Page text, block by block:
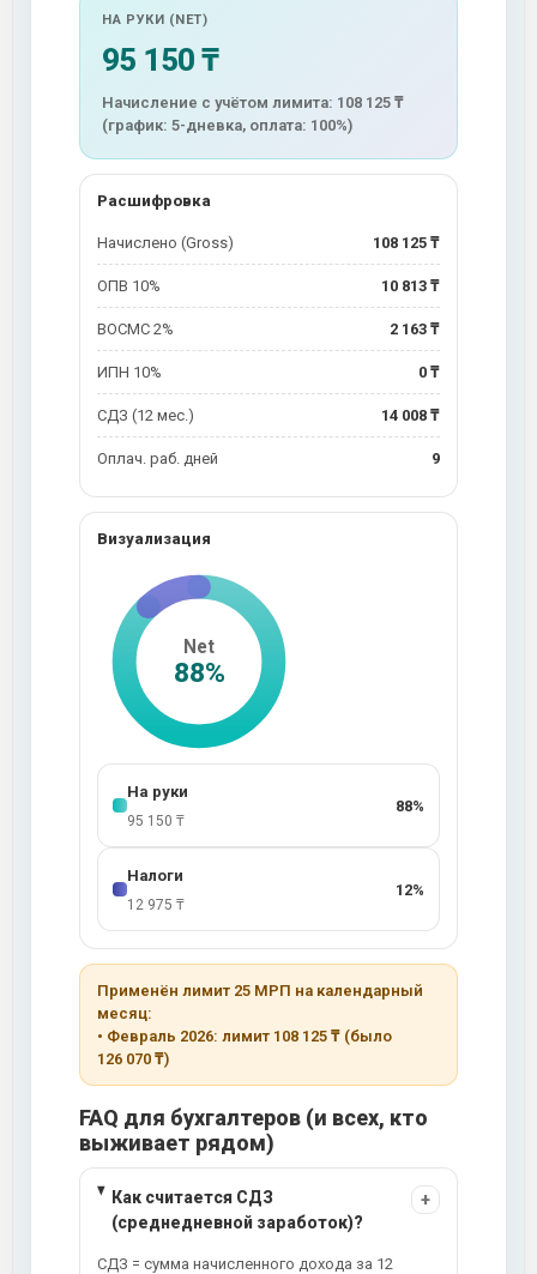
НА РУКИ (NET)
95 150 ₸
Начисление с учётом лимита: 108 125 ₸
(график: 5-дневка, оплата: 100%)
Расшифровка
Начислено (Gross) 108 125 ₸
ОПВ 10% 10 813 ₸
ВОСМС 2% 2 163 ₸
ИПН 10% 0 ₸
СДЗ (12 мес.) 14 008 ₸
Оплач. раб. дней 9
Визуализация
Net
88%
На руки
95 150 ₸
88%
Налоги
12 975 ₸
12%
Применён лимит 25 МРП на календарный
месяц:
• Февраль 2026: лимит 108 125 ₸ (было
126 070 ₸)
FAQ для бухгалтеров (и всех, кто
выживает рядом)
Как считается СДЗ
(среднедневной заработок)?
+
СДЗ = сумма начисленного дохода за 12